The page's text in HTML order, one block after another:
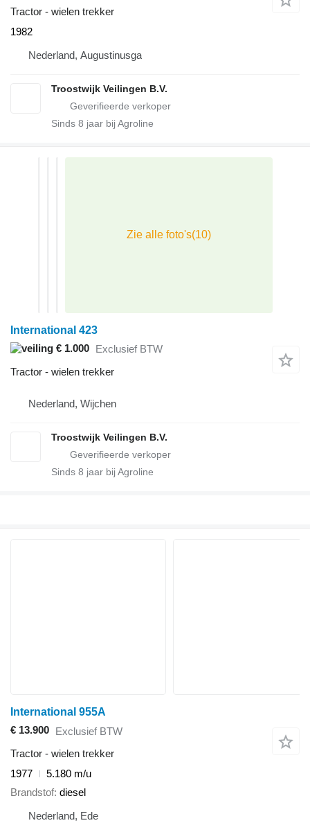
Tractor - wielen trekker
1982
Nederland, Augustinusga
Troostwijk Veilingen B.V.
Sinds 8 jaar bij Agroline
International 423
€ 1.000
Exclusief BTW
Tractor - wielen trekker
Nederland, Wijchen
Troostwijk Veilingen B.V.
Sinds 8 jaar bij Agroline
International 955A
€ 13.900 Exclusief BTW
Tractor - wielen trekker
1977
5.180 m/u
Brandstof diesel
Nederland, Ede